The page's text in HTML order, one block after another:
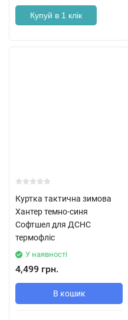
Купуй в 1 клік
Куртка тактична зимова
Хантер темно-синя
Софтшел для ДСНС
термофліс
У наявності
4,499 грн.
В кошик